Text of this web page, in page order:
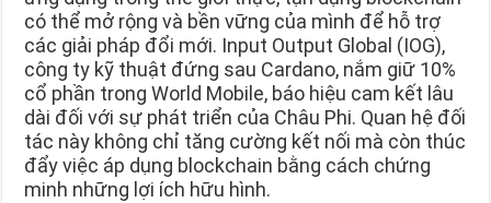
có thể mở rộng và bền vững của mình để hỗ trợ
các giải pháp đổi mới. Input Output Global (IOG),
công ty kỹ thuật đứng sau Cardano, nắm giữ 10%
cổ phần trong World Mobile, báo hiệu cam kết lâu
dài đối với sự phát triển của Châu Phi. Quan hệ đối
tác này không chỉ tăng cường kết nối mà còn thúc
đẩy việc áp dụng blockchain bằng cách chứng
minh những lợi ích hữu hình.